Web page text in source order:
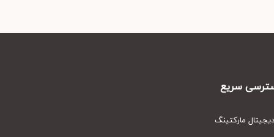
سریع
مارکتینگ